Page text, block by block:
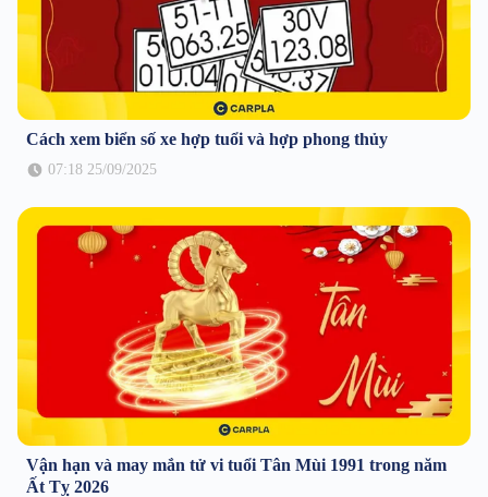
Cách xem biển số xe hợp tuổi và hợp phong thủy
07:18 25/09/2025
Vận hạn và may mắn tử vi tuổi Tân Mùi 1991 trong năm
Ất Tỵ 2026